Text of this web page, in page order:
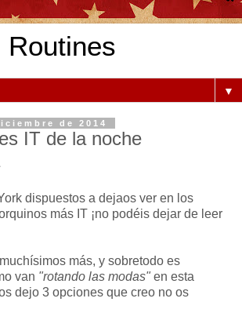
Routines
▼
de 2014
IT de la noche
dispuestos a dejaos ver en los
más IT ¡no podéis dejar de leer
más, y sobretodo es
van "rotando las modas"en esta
dejo 3 opciones que creo no os